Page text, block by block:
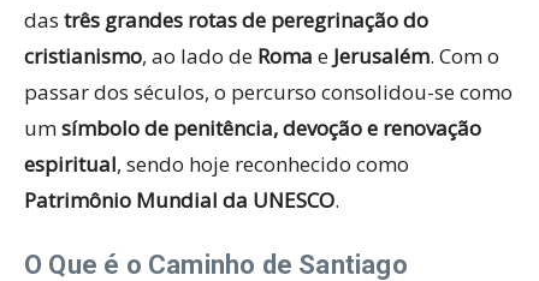
das três grandes rotas de peregrinação do
cristianismo, ao lado de Roma e Jerusalém. Com o
passar dos séculos, o percurso consolidou-se como
umsímbolo de penitência, devoção e renovação
espiritual, sendo hoje reconhecido como
Patrimônio Mundial da UNESCO.
O Que é o Caminho de Santiago